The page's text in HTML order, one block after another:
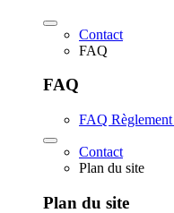
Contact
FAQ
FAQ
FAQ
Contact
Plan du site
Plan du site